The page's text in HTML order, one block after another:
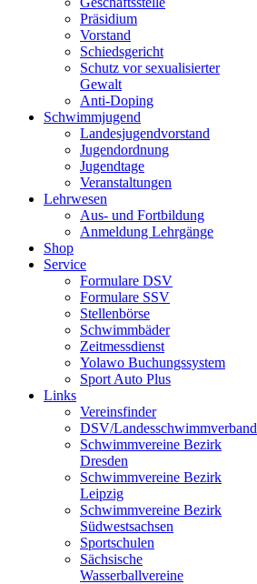
Präsidium
Vorstand
Schiedsgericht
Schutz vor sexualisierter
Gewalt
Anti-Doping
Schwimmjugend
Landesjugendvorstand
Jugendordnung
Jugendtage
Veranstaltungen
Lehrwesen
Aus- und Fortbildung
Anmeldung Lehrgänge
Shop
Service
Formulare DSV
Formulare SSV
Stellenbörse
Schwimmbäder
Zeitmessdienst
Yolawo Buchungssystem
Sport Auto Plus
Links
Vereinsfinder
DSV/Landesschwimmverband
Schwimmvereine Bezirk
Dresden
Schwimmvereine Bezirk
Leipzig
Schwimmvereine Bezirk
Südwestsachsen
Sportschulen
Sächsische
Wasserballvereine